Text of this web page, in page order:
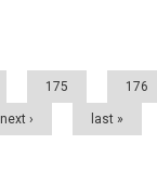
175 176
next › last »